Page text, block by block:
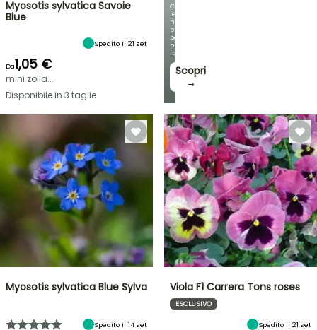
Con
le
nostre
più
belle
piante
rampicanti
Scopri
→
Myosotis sylvatica Savoie
Blue
Spedito il 21 set
Da1,05 €
mini zolla...
Disponibile in 3 taglie
Myosotis sylvatica Blue Sylva
Spedito il 14 set
Viola F1 Carrera Tons roses
ESCLUSIVO
Spedito il 21 set